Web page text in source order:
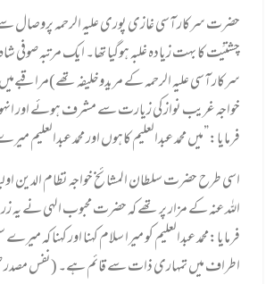
حضرت سرکار آسی غازی پوری علیہ الرحمہ پروصال
چشتیَت کا بہت زیادہ غلبہ ہوگیا تھا۔ ایک مرتبہ صوفی
سرکار آسی علیہ الرحمہ کے مریدوخلیفہ
خواجہ غریب نواز کی زیارت سے مشرف ہوئےاور
فرمایا:”میں محمد عبدالعلیم کاہوں اور محمد عبدالعلیم
اسی طرح حضرت سلطان المشائخ خواجہ نظام الدین
اللہ عنہ کے مزار پر تھے کہ حضرت محبوب الہی نے یہ
فرمایا:محمد عبدالعلیم کو میرا سلام کہنا اور کہنا کہ
اطراف میں تمہاری ذات سے قائم ہے۔ (نفس مصدر